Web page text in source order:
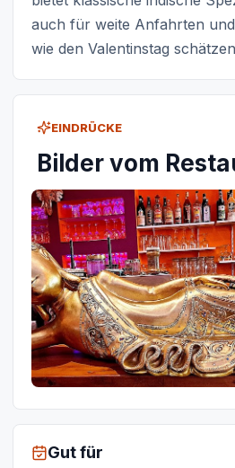
auch für weite Anfahrten
wie den Valentinstag
EINDRÜCKE
Bilder vom
Gut für